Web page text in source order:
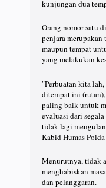
kunjungan dua
Orang nomor satu
penjara
maupun tempat
yang melakukan
"Perbuatan kita
ditempat ini
paling baik untuk
evaluasi dari
tidak lagi
Kabid Humas
Menurutnya, tidak
menghabiskan
dan pelanggaran.